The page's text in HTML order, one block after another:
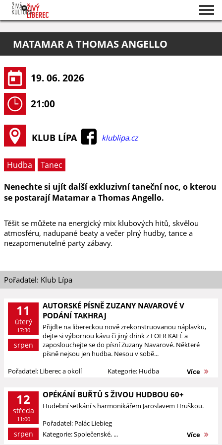
O projektu
Pořadatelé
MATAMAR A THOMAS ANGELLO
19. 06. 2026
21:00
KLUB LÍPA klublipa.cz
Hudba
Tanec
Nenechte si ujít další exkluzivní taneční noc, o kterou
se postarají Matamar a Thomas Angello.
Těšit se můžete na energický mix klubových hitů, skvělou
atmosféru, nadupané beaty a večer plný hudby, tance a
nezapomenutelné party zábavy.
Pořadatel: Klub Lípa
11
úterý
17:30
srpen
AUTORSKÉ PÍSNĚ ZUZANY NAVAROVÉ V
PODÁNÍ TAKHRAJ
Přijďte na libereckou nově zrekonstruovanou náplavku,
dejte si výbornou kávu či jiný drink z FOFR KAFÉ a
zaposlouchejte se do písní Zuzany Navarové. Některé
písně nejsou jen hudba. Nesou v sobě...
Pořadatel: Liberec a okolí
Kategorie: Hudba Více
12
středa
11:00
srpen
OPÉKÁNÍ BUŘTŮ S ŽIVOU HUDBOU 60+
Hudební setkání s harmonikářem Jaroslavem Hruškou.
Pořadatel: Palác Liebieg
Kategorie: Společenské, ...
Více